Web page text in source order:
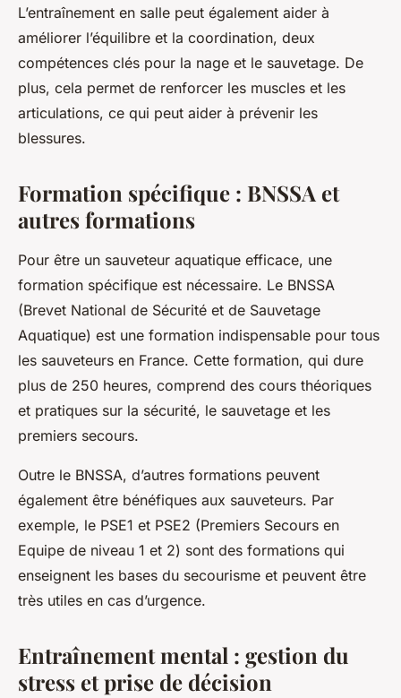
L’entraînement en salle peut également aider à
améliorer l’équilibre et la coordination, deux
compétences clés pour la nage et le sauvetage. De
plus, cela permet de renforcer les muscles et les
articulations, ce qui peut aider à prévenir les
blessures.
Formation spécifique : BNSSA et
autres formations
Pour être un sauveteur aquatique efficace, une
formation spécifique est nécessaire. Le BNSSA
(Brevet National de Sécurité et de Sauvetage
Aquatique) est une formation indispensable pour tous
les sauveteurs en France. Cette formation, qui dure
plus de 250 heures, comprend des cours théoriques
et pratiques sur la sécurité, le sauvetage et les
premiers secours.
Outre le BNSSA, d’autres formations peuvent
également être bénéfiques aux sauveteurs. Par
exemple, le PSE1 et PSE2 (Premiers Secours en
Equipe de niveau 1 et 2) sont des formations qui
enseignent les bases du secourisme et peuvent être
très utiles en cas d’urgence.
Entraînement mental : gestion du
stress et prise de décision